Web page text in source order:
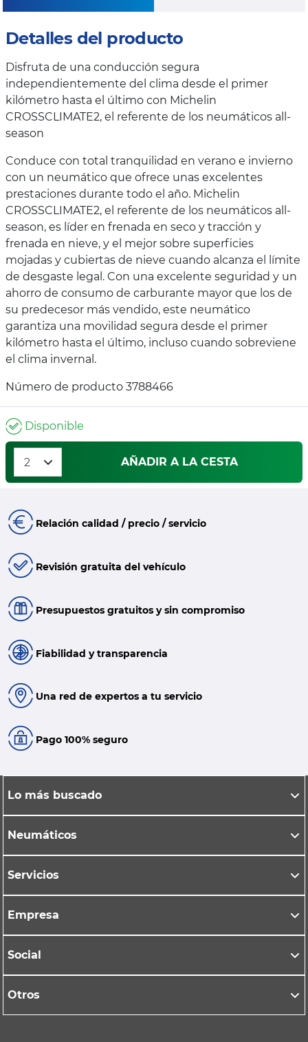
Detalles del producto
Disfruta de una conducción segura
independientemente del clima desde el primer
kilómetro hasta el último con Michelin
CROSSCLIMATE2, el referente de los neumáticos all-
season
Conduce con total tranquilidad en verano e invierno
con un neumático que ofrece unas excelentes
prestaciones durante todo el año. Michelin
CROSSCLIMATE2, el referente de los neumáticos all-
season, es líder en frenada en seco y tracción y
frenada en nieve, y el mejor sobre superficies
mojadas y cubiertas de nieve cuando alcanza el límite
de desgaste legal. Con una excelente seguridad y un
ahorro de consumo de carburante mayor que los de
su predecesor más vendido, este neumático
garantiza una movilidad segura desde el primer
kilómetro hasta el último, incluso cuando sobreviene
el clima invernal.
Número de producto 3788466
Disponible
AÑADIR A LA CESTA
Relación calidad / precio / servicio
Revisión gratuita del vehículo
Presupuestos gratuitos y sin compromiso
Fiabilidad y transparencia
Una red de expertos a tu servicio
Pago 100% seguro
Lo más buscado
Neumáticos
Servicios
Empresa
Social
Otros